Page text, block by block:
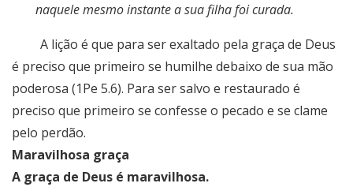
naquele mesmo instante a sua filha foi curada.
A lição é que para ser exaltado pela graça de Deus
é preciso que primeiro se humilhe debaixo de sua mão
poderosa (1Pe 5.6). Para ser salvo e restaurado é
preciso que primeiro se confesse o pecado e se clame
pelo perdão.
Maravilhosa graça
A graça de Deus é maravilhosa.